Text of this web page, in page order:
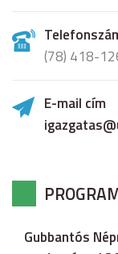
(78) 418-
E-mail cím
Gubbantós